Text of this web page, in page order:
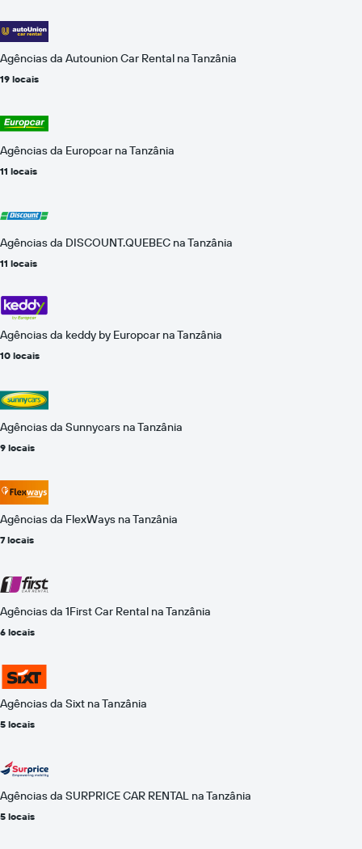
Agências da Autounion Car Rental na Tanzânia
19 locais
Agências da Europcar na Tanzânia
11 locais
Agências da DISCOUNT.QUEBEC na Tanzânia
11 locais
Agências da keddy by Europcar na Tanzânia
10 locais
Agências da Sunnycars na Tanzânia
9 locais
Agências da FlexWays na Tanzânia
7 locais
Agências da 1First Car Rental na Tanzânia
6 locais
Agências da Sixt na Tanzânia
5 locais
Agências da SURPRICE CAR RENTAL na Tanzânia
5 locais